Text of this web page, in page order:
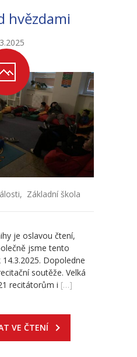
hvězdami
, Základní škola
je oslavou čtení,
jsme tento
Dopoledne
soutěže. Velká
recitátorům i […]
VE ČTENÍ